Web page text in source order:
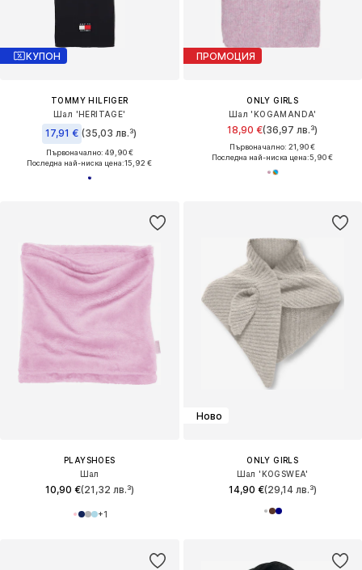
КУПОН
TOMMY HILFIGER
Шал 'HERITAGE'
17,91 € (35,03 лв.³)
Първоначално: 49,90 €
Последна най-ниска цена:15,92 €
ПРОМОЦИЯ
ONLY GIRLS
Шал 'KOGAMANDA'
18,90 €(36,97 лв.³)
Първоначално: 21,90 €
Последна най-ниска цена:5,90 €
PLAYSHOES
Шал
10,90 €(21,32 лв.³)
+1
Ново
ONLY GIRLS
Шал 'KOGSWEA'
14,90 €(29,14 лв.³)